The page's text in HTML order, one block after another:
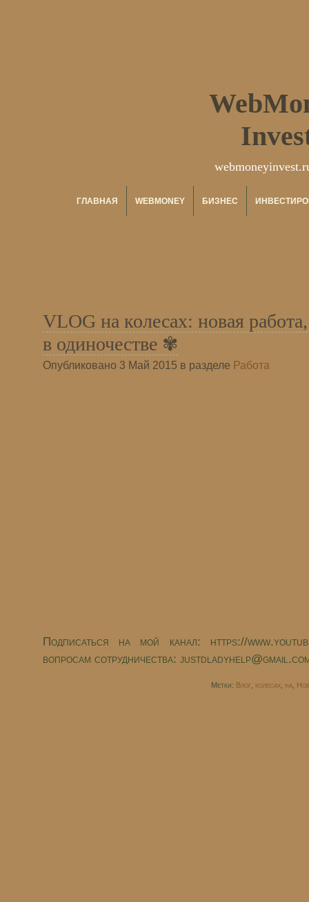
ГЛАВНАЯ WEBMONEY БИЗНЕС
VLOG на колесах: новая
в одиночестве ✾
Опубликовано 3 Май 2015 в разделе Работа
Подписаться на мой канал: https://
вопросам сотрудничества:
Метки: Влог, колесах, на,